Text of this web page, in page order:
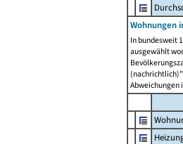
Wohnungen
In bundesweit
ausgewählt
Abweichungen